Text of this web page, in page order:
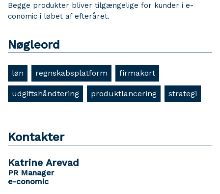
Begge produkter bliver tilgængelige for kunder i e-
conomic i løbet af efteråret.
Nøgleord
løn regnskabsplatform firmakort
udgiftshåndtering produktlancering strategi
Kontakter
Katrine Arevad
PR Manager
e-conomic